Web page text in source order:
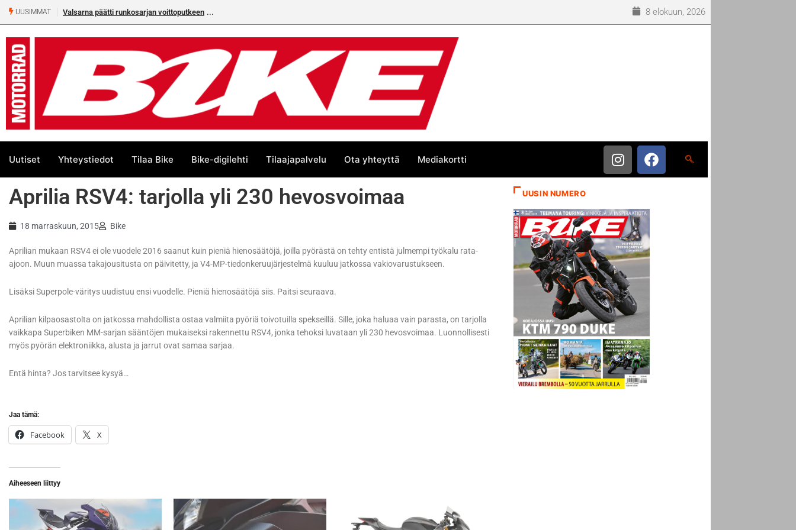
UUSIMMAT Valsarna päätti runkosarjan voittoputkeen 8 elokuun, 2026
Uutiset Yhteystiedot Tilaa Bike Bike-digilehti Tilaajapalvelu Ota yhteyttä Mediakortti
Aprilia RSV4: tarjolla yli 230 hevosvoimaa
18 marraskuun, 2015 Bike
Aprilian mukaan RSV4 ei ole vuodele 2016 saanut kuin pieniä hienosäätöjä, joilla pyörästä on tehty entistä julmempi työkalu rata-
ajoon. Muun muassa takajousitusta on päivitetty, ja V4-MP-tiedonkeruujärjestelmä kuuluu jatkossa vakiovarustukseen.
Lisäksi Superpole-väritys uudistuu ensi vuodelle. Pieniä hienosäätöjä siis. Paitsi seuraava.
Aprilian kilpaosastolta on jatkossa mahdollista ostaa valmiita pyöriä toivotuilla spekseillä. Sille, joka haluaa vain parasta, on tarjolla
vaikkapa Superbiken MM-sarjan sääntöjen mukaiseksi rakennettu RSV4, jonka tehoksi luvataan yli 230 hevosvoimaa. Luonnollisesti
myös pyörän elektroniikka, alusta ja jarrut ovat samaa sarjaa.
Entä hinta? Jos tarvitsee kysyä…
Jaa tämä:
Facebook X
Aiheeseen liittyy
UUSIN NUMERO